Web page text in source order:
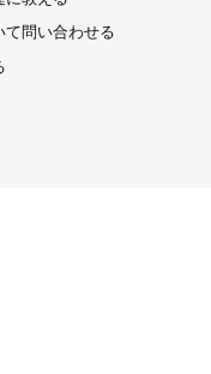
て問い合わせる